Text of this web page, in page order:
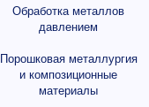
Обработка металлов
давлением
Порошковая металлургия
и композиционные
материалы